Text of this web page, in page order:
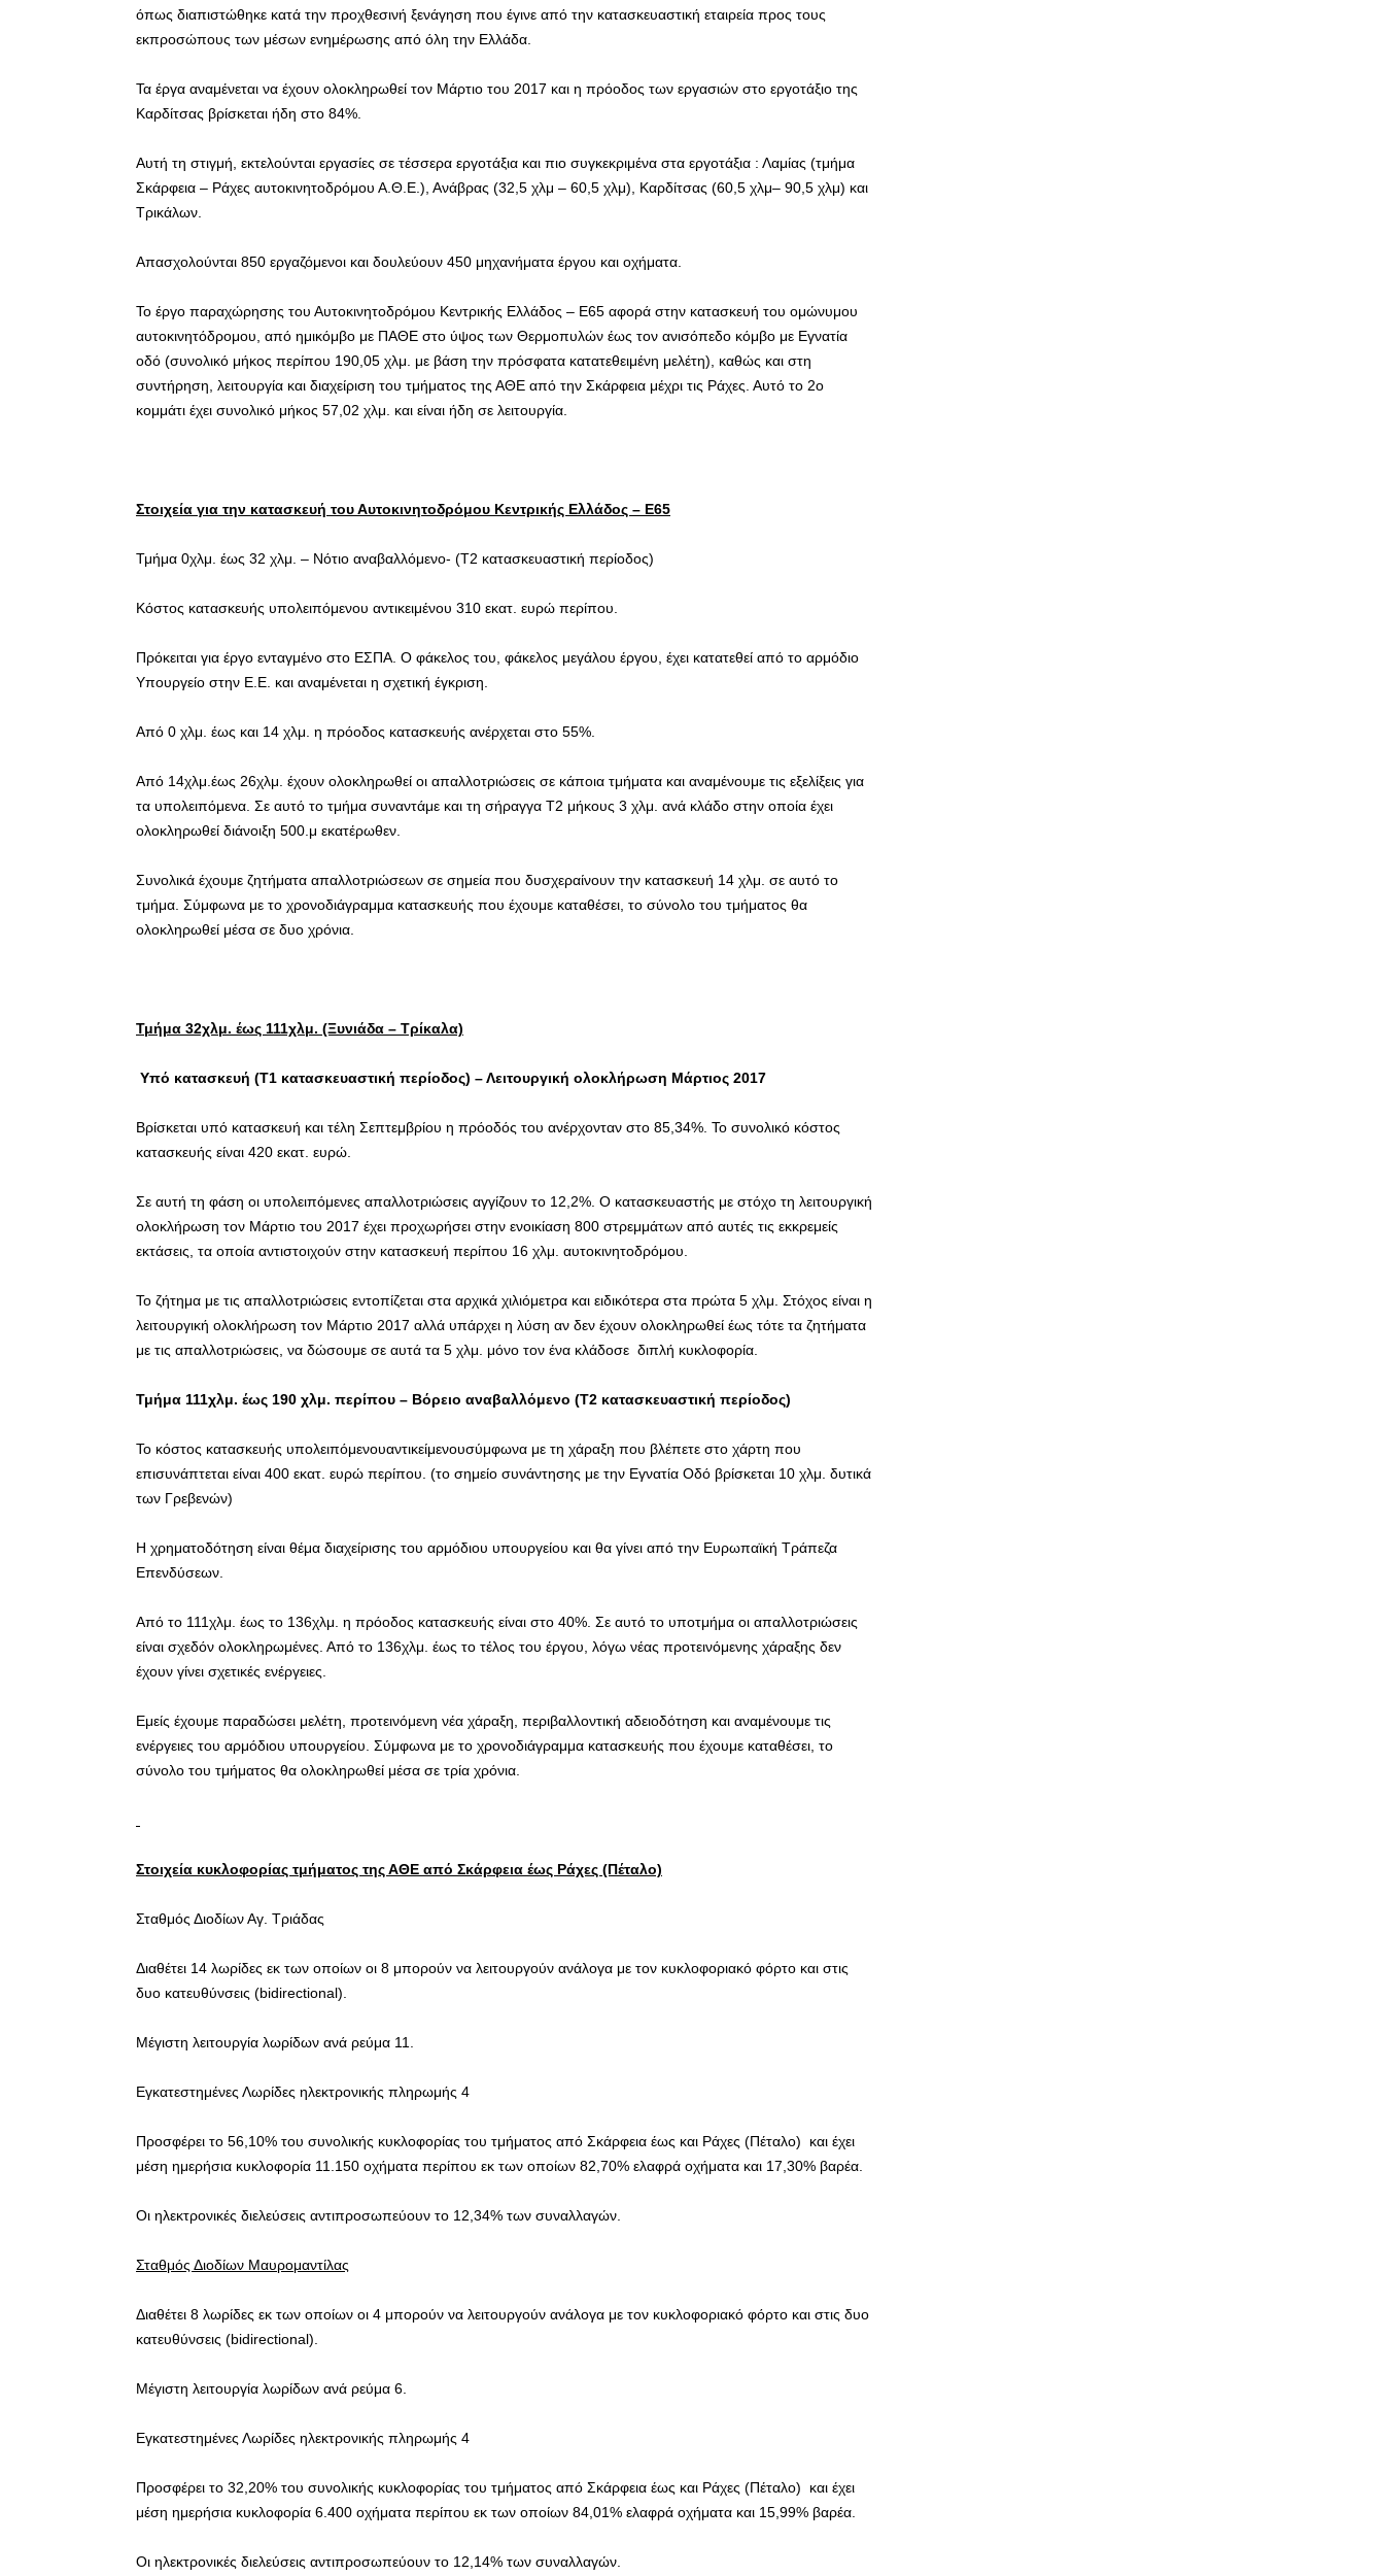
όπως διαπιστώθηκε κατά την προχθεσινή ξενάγηση που έγινε από την κατασκευαστική εταιρεία προς τους
εκπροσώπους των μέσων ενημέρωσης από όλη την Ελλάδα.
Τα έργα αναμένεται να έχουν ολοκληρωθεί τον Μάρτιο του 2017 και η πρόοδος των εργασιών στο εργοτάξιο της
Καρδίτσας βρίσκεται ήδη στο 84%.
Αυτή τη στιγμή, εκτελούνται εργασίες σε τέσσερα εργοτάξια και πιο συγκεκριμένα στα εργοτάξια : Λαμίας (τμήμα
Σκάρφεια – Ράχες αυτοκινητοδρόμου Α.Θ.Ε.), Ανάβρας (32,5 χλμ – 60,5 χλμ), Καρδίτσας (60,5 χλμ– 90,5 χλμ) και
Τρικάλων.
Απασχολούνται 850 εργαζόμενοι και δουλεύουν 450 μηχανήματα έργου και οχήματα.
Το έργο παραχώρησης του Αυτοκινητοδρόμου Κεντρικής Ελλάδος – Ε65 αφορά στην κατασκευή του ομώνυμου
αυτοκινητόδρομου, από ημικόμβο με ΠΑΘΕ στο ύψος των Θερμοπυλών έως τον ανισόπεδο κόμβο με Εγνατία
οδό (συνολικό μήκος περίπου 190,05 χλμ. με βάση την πρόσφατα κατατεθειμένη μελέτη), καθώς και στη
συντήρηση, λειτουργία και διαχείριση του τμήματος της ΑΘΕ από την Σκάρφεια μέχρι τις Ράχες. Αυτό το 2ο
κομμάτι έχει συνολικό μήκος 57,02 χλμ. και είναι ήδη σε λειτουργία.
Στοιχεία για την κατασκευή του Αυτοκινητοδρόμου Κεντρικής Ελλάδος – Ε65
Τμήμα 0χλμ. έως 32 χλμ. – Νότιο αναβαλλόμενο- (Τ2 κατασκευαστική περίοδος)
Κόστος κατασκευής υπολειπόμενου αντικειμένου 310 εκατ. ευρώ περίπου.
Πρόκειται για έργο ενταγμένο στο ΕΣΠΑ. Ο φάκελος του, φάκελος μεγάλου έργου, έχει κατατεθεί από το αρμόδιο
Υπουργείο στην Ε.Ε. και αναμένεται η σχετική έγκριση.
Από 0 χλμ. έως και 14 χλμ. η πρόοδος κατασκευής ανέρχεται στο 55%.
Από 14χλμ.έως 26χλμ. έχουν ολοκληρωθεί οι απαλλοτριώσεις σε κάποια τμήματα και αναμένουμε τις εξελίξεις για
τα υπολειπόμενα. Σε αυτό το τμήμα συναντάμε και τη σήραγγα Τ2 μήκους 3 χλμ. ανά κλάδο στην οποία έχει
ολοκληρωθεί διάνοιξη 500.μ εκατέρωθεν.
Συνολικά έχουμε ζητήματα απαλλοτριώσεων σε σημεία που δυσχεραίνουν την κατασκευή 14 χλμ. σε αυτό το
τμήμα. Σύμφωνα με το χρονοδιάγραμμα κατασκευής που έχουμε καταθέσει, το σύνολο του τμήματος θα
ολοκληρωθεί μέσα σε δυο χρόνια.
Τμήμα 32χλμ. έως 111χλμ. (Ξυνιάδα – Τρίκαλα)
Υπό κατασκευή (Τ1 κατασκευαστική περίοδος) – Λειτουργική ολοκλήρωση Μάρτιος 2017
Βρίσκεται υπό κατασκευή και τέλη Σεπτεμβρίου η πρόοδός του ανέρχονταν στο 85,34%. Το συνολικό κόστος
κατασκευής είναι 420 εκατ. ευρώ.
Σε αυτή τη φάση οι υπολειπόμενες απαλλοτριώσεις αγγίζουν το 12,2%. Ο κατασκευαστής με στόχο τη λειτουργική
ολοκλήρωση τον Μάρτιο του 2017 έχει προχωρήσει στην ενοικίαση 800 στρεμμάτων από αυτές τις εκκρεμείς
εκτάσεις, τα οποία αντιστοιχούν στην κατασκευή περίπου 16 χλμ. αυτοκινητοδρόμου.
Το ζήτημα με τις απαλλοτριώσεις εντοπίζεται στα αρχικά χιλιόμετρα και ειδικότερα στα πρώτα 5 χλμ. Στόχος είναι η
λειτουργική ολοκλήρωση τον Μάρτιο 2017 αλλά υπάρχει η λύση αν δεν έχουν ολοκληρωθεί έως τότε τα ζητήματα
με τις απαλλοτριώσεις, να δώσουμε σε αυτά τα 5 χλμ. μόνο τον ένα κλάδοσε διπλή κυκλοφορία.
Τμήμα 111χλμ. έως 190 χλμ. περίπου – Βόρειο αναβαλλόμενο (Τ2 κατασκευαστική περίοδος)
Το κόστος κατασκευής υπολειπόμενουαντικείμενουσύμφωνα με τη χάραξη που βλέπετε στο χάρτη που
επισυνάπτεται είναι 400 εκατ. ευρώ περίπου. (το σημείο συνάντησης με την Εγνατία Οδό βρίσκεται 10 χλμ. δυτικά
των Γρεβενών)
Η χρηματοδότηση είναι θέμα διαχείρισης του αρμόδιου υπουργείου και θα γίνει από την Ευρωπαϊκή Τράπεζα
Επενδύσεων.
Από το 111χλμ. έως το 136χλμ. η πρόοδος κατασκευής είναι στο 40%. Σε αυτό το υποτμήμα οι απαλλοτριώσεις
είναι σχεδόν ολοκληρωμένες. Από το 136χλμ. έως το τέλος του έργου, λόγω νέας προτεινόμενης χάραξης δεν
έχουν γίνει σχετικές ενέργειες.
Εμείς έχουμε παραδώσει μελέτη, προτεινόμενη νέα χάραξη, περιβαλλοντική αδειοδότηση και αναμένουμε τις
ενέργειες του αρμόδιου υπουργείου. Σύμφωνα με το χρονοδιάγραμμα κατασκευής που έχουμε καταθέσει, το
σύνολο του τμήματος θα ολοκληρωθεί μέσα σε τρία χρόνια.
Στοιχεία κυκλοφορίας τμήματος της ΑΘΕ από Σκάρφεια έως Ράχες (Πέταλο)
Σταθμός Διοδίων Αγ. Τριάδας
Διαθέτει 14 λωρίδες εκ των οποίων οι 8 μπορούν να λειτουργούν ανάλογα με τον κυκλοφοριακό φόρτο και στις
δυο κατευθύνσεις (bidirectional).
Μέγιστη λειτουργία λωρίδων ανά ρεύμα 11.
Εγκατεστημένες Λωρίδες ηλεκτρονικής πληρωμής 4
Προσφέρει το 56,10% του συνολικής κυκλοφορίας του τμήματος από Σκάρφεια έως και Ράχες (Πέταλο) και έχει
μέση ημερήσια κυκλοφορία 11.150 οχήματα περίπου εκ των οποίων 82,70% ελαφρά οχήματα και 17,30% βαρέα.
Οι ηλεκτρονικές διελεύσεις αντιπροσωπεύουν το 12,34% των συναλλαγών.
Σταθμός Διοδίων Μαυρομαντίλας
Διαθέτει 8 λωρίδες εκ των οποίων οι 4 μπορούν να λειτουργούν ανάλογα με τον κυκλοφοριακό φόρτο και στις δυο
κατευθύνσεις (bidirectional).
Μέγιστη λειτουργία λωρίδων ανά ρεύμα 6.
Εγκατεστημένες Λωρίδες ηλεκτρονικής πληρωμής 4
Προσφέρει το 32,20% του συνολικής κυκλοφορίας του τμήματος από Σκάρφεια έως και Ράχες (Πέταλο) και έχει
μέση ημερήσια κυκλοφορία 6.400 οχήματα περίπου εκ των οποίων 84,01% ελαφρά οχήματα και 15,99% βαρέα.
Οι ηλεκτρονικές διελεύσεις αντιπροσωπεύουν το 12,14% των συναλλαγών.